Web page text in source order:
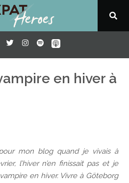
en hiver à
mon blog quand je vivais à
l’hiver n’en finissait pas et je
en hiver. Vivre à Göteborg